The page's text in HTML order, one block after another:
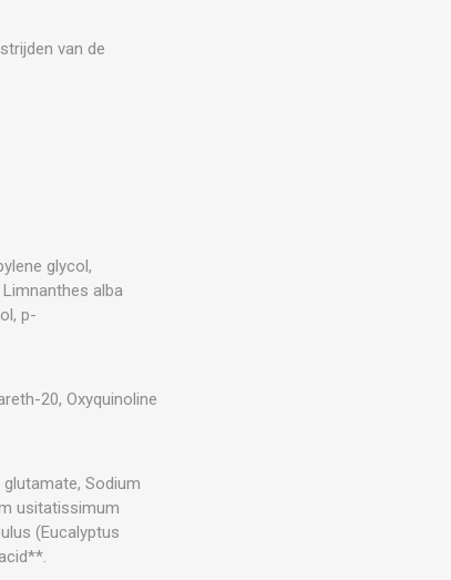
van de
glycol,
alba
p-
20, Oxyquinoline
Sodium
usitatissimum
(Eucalyptus